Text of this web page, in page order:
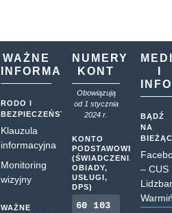
WAŻNE
INFORMACJE
RODO I
BEZPIECZEŃSTWO
Klauzula
informacyjna
Monitoring
wizyjny
WAŻNE
NUMERY
KONT
Obowiązują
od 1 stycznia
2024 r.
KONTO
PODSTAWOWE
(ŚWIADCZENIA,
OBIADY,
USŁUGI,
DPS)
60 103
BĄDŹ
NA
– CUS